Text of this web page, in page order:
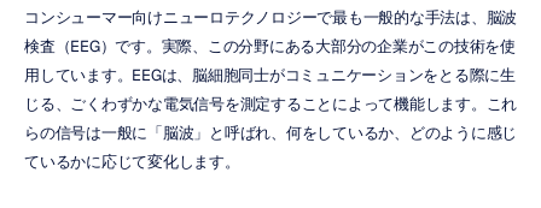
コンシューマー向けニューロテクノロジーで最も一般的な手法は、脳波
検査（EEG）です。実際、この分野にある大部分の企業がこの技術を使
用しています。EEGは、脳細胞同士がコミュニケーションをとる際に生
じる、ごくわずかな電気信号を測定することによって機能します。これ
らの信号は一般に「脳波」と呼ばれ、何をしているか、どのように感じ
ているかに応じて変化します。